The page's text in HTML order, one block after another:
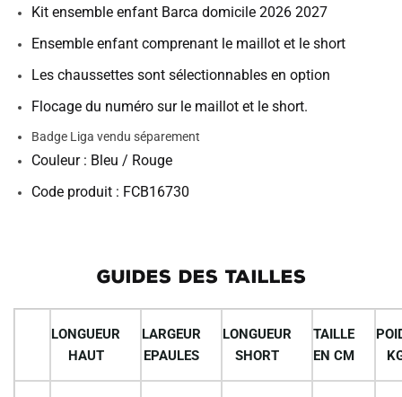
Kit ensemble enfant Barca domicile 2026 2027
Ensemble enfant comprenant le maillot et le short
Les chaussettes sont sélectionnables en option
Flocage du numéro sur le maillot et le short.
Badge Liga vendu séparement
Couleur : Bleu / Rouge
Code produit : FCB16730
GUIDES DES TAILLES
LONGUEUR
HAUT
LARGEUR
EPAULES
LONGUEUR
SHORT
TAILLE
EN CM